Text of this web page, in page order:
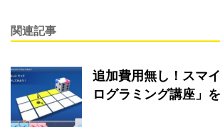
関連記事
追加費用無し！スマ
ログラミング講座」